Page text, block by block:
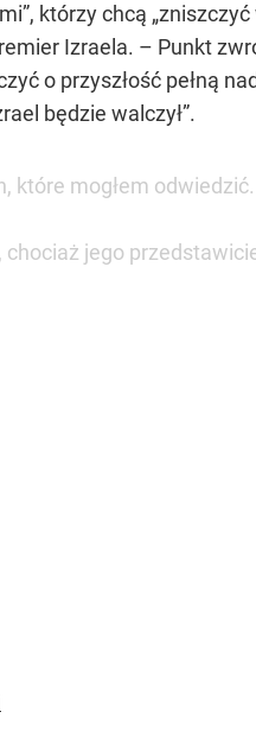
którzy chcą
Izraela. – Punkt
o przyszłość pełną
będzie walczył”.
które mogłem odwiedzić.
jego